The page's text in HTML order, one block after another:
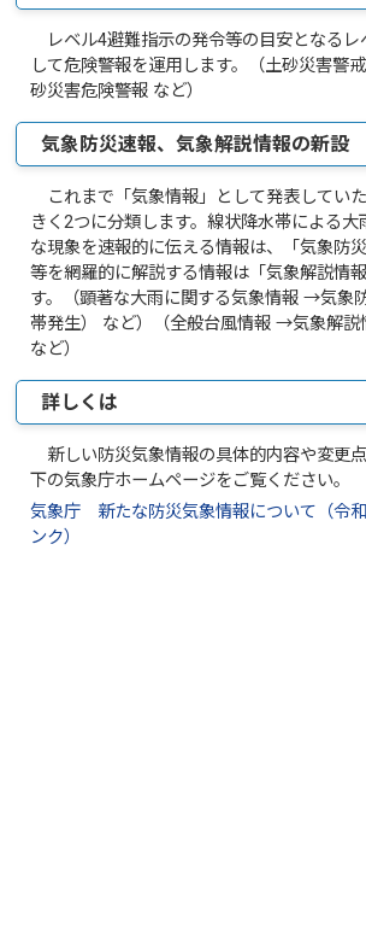
レベル4避難指示の発令等の目安となるレ
して危険警報を運用します。（土砂災害警
砂災害危険警報 など）
気象防災速報、気象解説情報の新設
これまで「気象情報」として発表してい
きく2つに分類します。線状降水帯による大
な現象を速報的に伝える情報は、「気象防
等を網羅的に解説する情報は「気象解説情
す。（顕著な大雨に関する気象情報 →気象
帯発生） など）（全般台風情報 →気象解説
など）
詳しくは
新しい防災気象情報の具体的内容や変更
下の気象庁ホームページをご覧ください。
気象庁 新たな防災気象情報について（令
ンク）